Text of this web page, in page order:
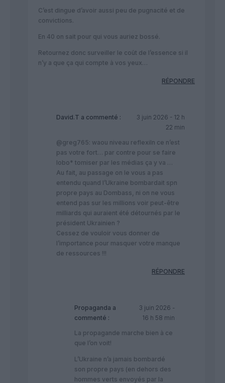
C’est dingue d’avoir aussi peu de pugnacité et de
convictions.
En 40 on sait pour qui vous auriez bossé.
Retournez donc surveiller le coût de l’essence si il
n’y a que ça qui compte à vos yeux…
RÉPONDRE
David.T a commenté :
3 juin 2026 - 12 h
22 min
@greg765: waou niveau reflexiln ce n’est
pas votre fort… par contre pour se faire
lobo* tomiser par les médias ça y va …
Au fait, au passage on le vous a pas
entendu quand l’Ukraine bombardait spn
propre pays au Dombass, ni on ne vous
entend pas sur les millions voir peut-être
milliards qui auraient été détournés par le
président Ukrainien ?
Cessez de vouloir vous donner de
l’importance pour masquer votre manque
de ressources !!!
RÉPONDRE
Propaganda a
commenté :
3 juin 2026 -
16 h 58 min
La propagande marche bien à ce
que l’on voit!
L’Ukraine n’a jamais bombardé
son propre pays (en dehors des
hommes verts envoyés par la